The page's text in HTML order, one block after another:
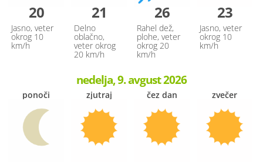
20
Jasno, veter
okrog 10
km/h
21
Delno
oblačno,
veter okrog
20 km/h
26
Rahel dež,
plohe, veter
okrog 20
km/h
23
Jasno, veter
okrog 10
km/h
nedelja, 9. avgust 2026
ponoči zjutraj čez dan zvečer